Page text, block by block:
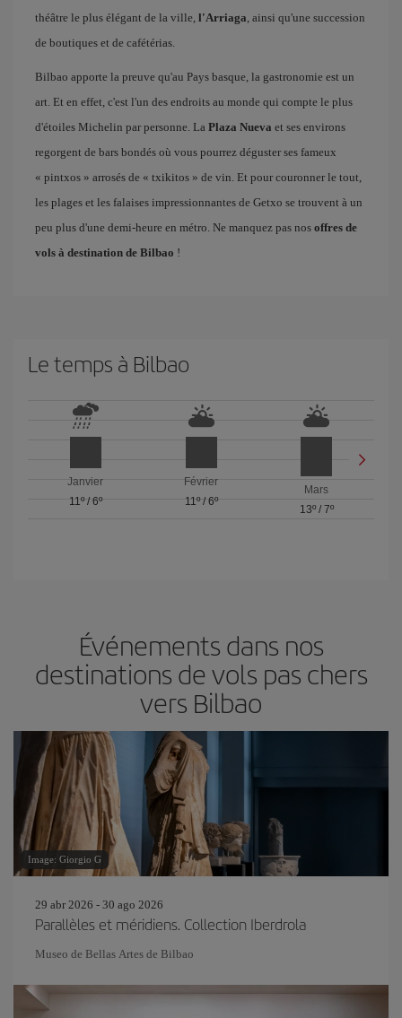
théâtre le plus élégant de la ville, l'Arriaga, ainsi qu'une succession
de boutiques et de cafétérias.
Bilbao apporte la preuve qu'au Pays basque, la gastronomie est un
art. Et en effet, c'est l'un des endroits au monde qui compte le plus
d'étoiles Michelin par personne. La Plaza Nueva et ses environs
regorgent de bars bondés où vous pourrez déguster ses fameux
« pintxos » arrosés de « txikitos » de vin. Et pour couronner le tout,
les plages et les falaises impressionnantes de Getxo se trouvent à un
peu plus d'une demi-heure en métro. Ne manquez pas nos offres de
vols à destination de Bilbao !
Le temps à Bilbao
Janvier
11º/ 6º
Février
11º/ 6º
Mars
13º/ 7º
Événements dans nos
destinations de vols pas chers
vers Bilbao
Image: Giorgio G
29 abr 2026 - 30 ago 2026
Parallèles et méridiens. Collection Iberdrola
Museo de Bellas Artes de Bilbao